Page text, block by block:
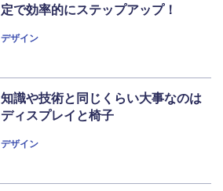
定で効率的にステップアップ！
デザイン
知識や技術と同じくらい大事なのは
ディスプレイと椅子
デザイン